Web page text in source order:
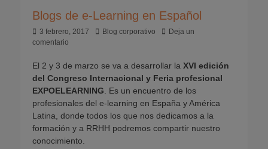
Blogs de e-Learning en Español
Publicado
el
3 febrero, 2017 AutorBlog corporativo
Deja un
comentario
El 2 y 3 de marzo se va a desarrollar la XVI edición
del Congreso Internacional y Feria profesional
EXPOELEARNING . Es un encuentro de los
profesionales del e-learning en España y América
Latina, donde todos los que nos dedicamos a la
formación y a RRHH podremos compartir nuestro
conocimiento.